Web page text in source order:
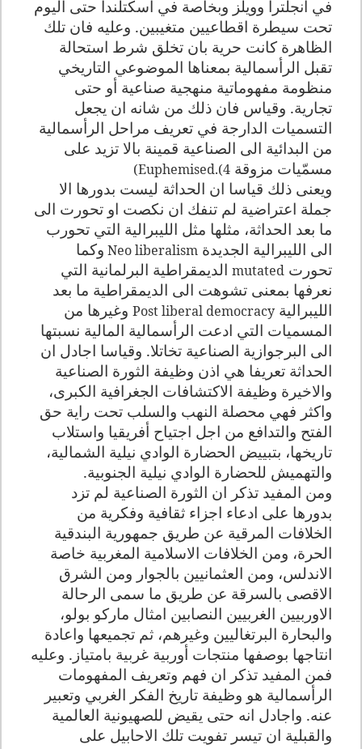
في انجلترا وويلز وبخاصة في اسكتلندا حتى اليوم
تحت سيطرة اقطاعيين متغيبين. وعليه فان تلك
الظاهرة كانت حرية بان تخلق شرط استحالة
تقبل الرأسمالية بمعناها الموضوعي التاريخي
منظومة مفهوماتية منهجية صناعية أو حتى
تجارية. وقياس فان ذلك من شانه ان يجعل
التسميات الدارجة في تعريف مراحل الرأسمالية
من البدائية الى الصناعية قمينة بالا تزيد على
مسمّيات مزوقة Euphemised.(4
)
ويعنى ذلك قياسا ان الحداثة ليست بدورها الا
جملة اعتراضية لم تنفك ان نكصت او تحورت الى
ما بعد الحداثة، مثلها مثل الليبرالية التي تحورب
الى الليبرالية الجديدة Neo liberalism وكما
تحورت mutated الديمقراطية البرلمانية التي
نعرفها بمعنى تشوهت الى الديمقراطية ما بعد
الليبرالية Post liberal democracy وغيرها من
المسميات التي ادعت الرأسمالية المالية نسبتها
الى البرجوازية الصناعية تخاتلا. وقياسا اجادل ان
الحداثة تعريفا هي اذن وظيفة الثورة الصناعية
والاخيرة وظيفة الاكتشافات الجغرافية الكبرى،
واكثر فهي محصلة النهب والسلب تحت راية حق
الفتح والتدافع من اجل اجتياح أفريقيا واستلاب
تاريخها، بتبييض الحضارة الوادي نيلية الشمالية،
والتهميش للحضارة الوادي نيلية الجنوبية.
ومن المفيد تذكر ان الثورة الصناعية لم تزد
بدورها على ادعاء اجزاء ثقافية وفكرية من
الخلافات المرقية عن طريق جمهورية البندقية
الحرة، ومن الخلافات الاسلامية المغربية خاصة
الاندلس، ومن العثمانيين بالجوار ومن الشرق
الاقصى بالسرقة عن طريق ما سمى الرحالة
الاوربيين الغربيين النصابين امثال ماركو بولو،
والبحارة البرتغاليين وغيرهم، ثم تجميعها واعادة
انتاجها بوصفها منتجات أوربية غربية بامتياز. وعليه
فمن المفيد تذكر ان فهم وتعريف المفهومات
الرأسمالية هو وظيفة تاريخ الفكر الغربي وتعبير
عنه. واجادل انه حتى يقيض للصهيونية العالمية
والقبلية ان تيسر تفويت تلك الاحابيل على